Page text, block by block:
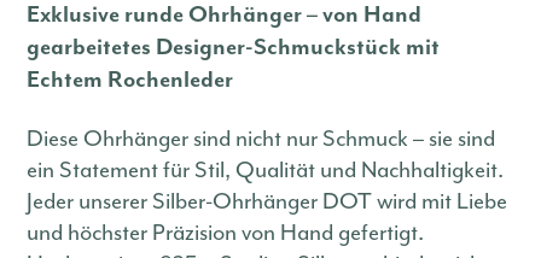
Exklusive runde Ohrhänger – von Hand
gearbeitetes Designer-Schmuckstück mit
Echtem Rochenleder
Diese Ohrhänger sind nicht nur Schmuck – sie sind
ein Statement für Stil, Qualität und Nachhaltigkeit.
Jeder unserer Silber-Ohrhänger DOT wird mit Liebe
und höchster Präzision von Hand gefertigt.